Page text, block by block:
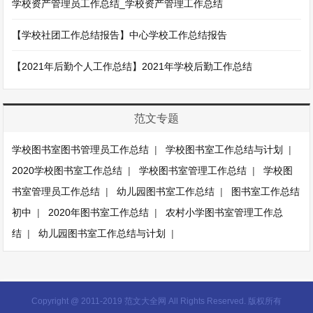
学校资产管理员工作总结_学校资产管理工作总结
【学校社团工作总结报告】中心学校工作总结报告
【2021年后勤个人工作总结】2021年学校后勤工作总结
范文专题
学校图书室图书管理员工作总结 |学校图书室工作总结与计划
|
2020学校图书室工作总结 |学校图书室管理工作总结 |学校图
书室管理员工作总结 |幼儿园图书室工作总结 | 图书室工作总结
初中 | 2020年图书室工作总结 | 农村小学图书室管理工作总
结 |幼儿园图书室工作总结与计划 |
Copyright @ 2011-2019 范文大全网 All Rights Reserved. 版权所有